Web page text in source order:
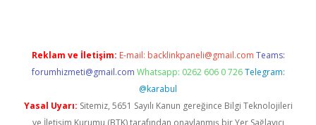
Reklam ve İletişim: E-mail: backlinkpaneli@gmail.com Teams:
forumhizmeti@gmail.com Whatsapp: 0262 606 0 726 Telegram:
@karabul
Yasal Uyarı: Sitemiz, 5651 Sayılı Kanun gereğince Bilgi Teknolojileri
ve İletişim Kurumu (BTK) tarafından onaylanmış bir Yer Sağlayıcı